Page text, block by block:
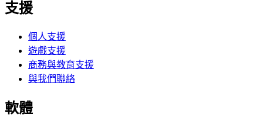
支援
個人支援
遊戲支援
商務與教育支援
與我們聯絡
軟體